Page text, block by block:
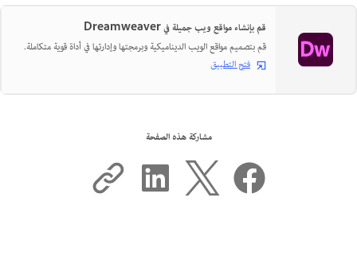
قم بإنشاء مواقع ويب جميلة في Dreamweaver
قم بتصميم مواقع الويب الديناميكية وبرمجتها وإدارتها في أداة قوية متكاملة.
فتح التطبيق
مشاركة هذه الصفحة